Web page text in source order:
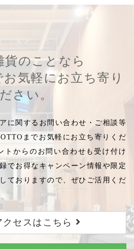
貨のことなら
気軽にお立ち寄り
さい。
に関するお問い合わせ・ご相談等
までお気軽にお立ち寄りくだ
トからのお問い合わせも受け付け
でお得なキャンペーン情報や限定
ておりますので、ぜひご活用くだ
クセスはこちら